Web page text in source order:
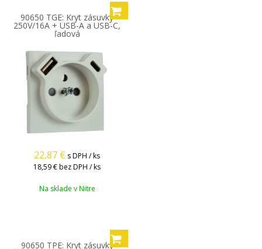
90650 TGE: Kryt zásuvky
250V/16A + USB-A a USB-C,
ľadová
22,87 € s DPH / ks
18,59 €bez DPH / ks
Na sklade v Nitre
90650 TPE: Kryt zásuvky